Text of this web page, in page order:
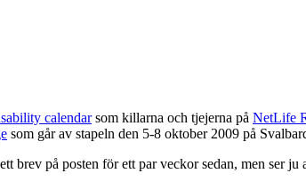
calendarsom killarna och tjejerna på NetLife
som går av stapeln den 5-8 oktober 2009 på
på posten för ett par veckor sedan, men ser